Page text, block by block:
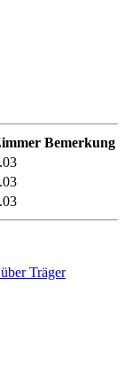
Bemerkung
Träger